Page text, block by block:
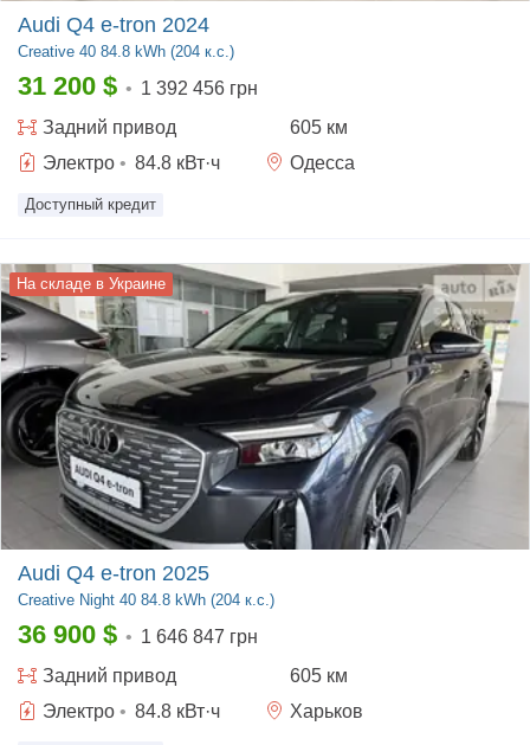
Audi Q4 e-tron 2024
Creative 40 84.8 kWh (204 к.с.)
31 200 $ • 1 392 456 грн
Задний привод
605 км
Электро • 84.8 кВт·ч Одесса
Доступный кредит
На складе в Украине
Audi Q4 e-tron 2025
Creative Night 40 84.8 kWh (204 к.с.)
36 900 $ • 1 646 847 грн
Задний привод
605 км
Электро • 84.8 кВт·ч Харьков